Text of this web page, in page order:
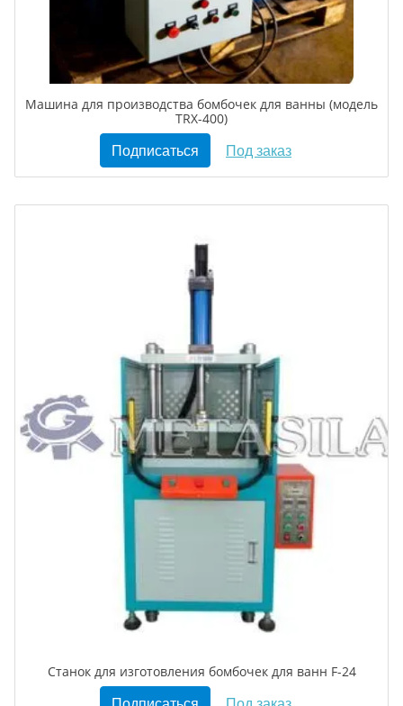
Машина для производства бомбочек для ванны (модель
TRX-400)
Подписаться Под заказ
Станок для изготовления бомбочек для ванн F-24